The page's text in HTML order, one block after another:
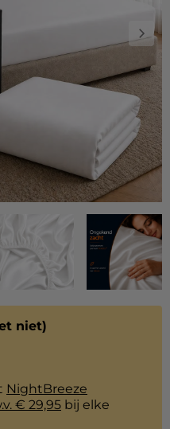
niet)
NightBreeze
€ 29,95 bij elke